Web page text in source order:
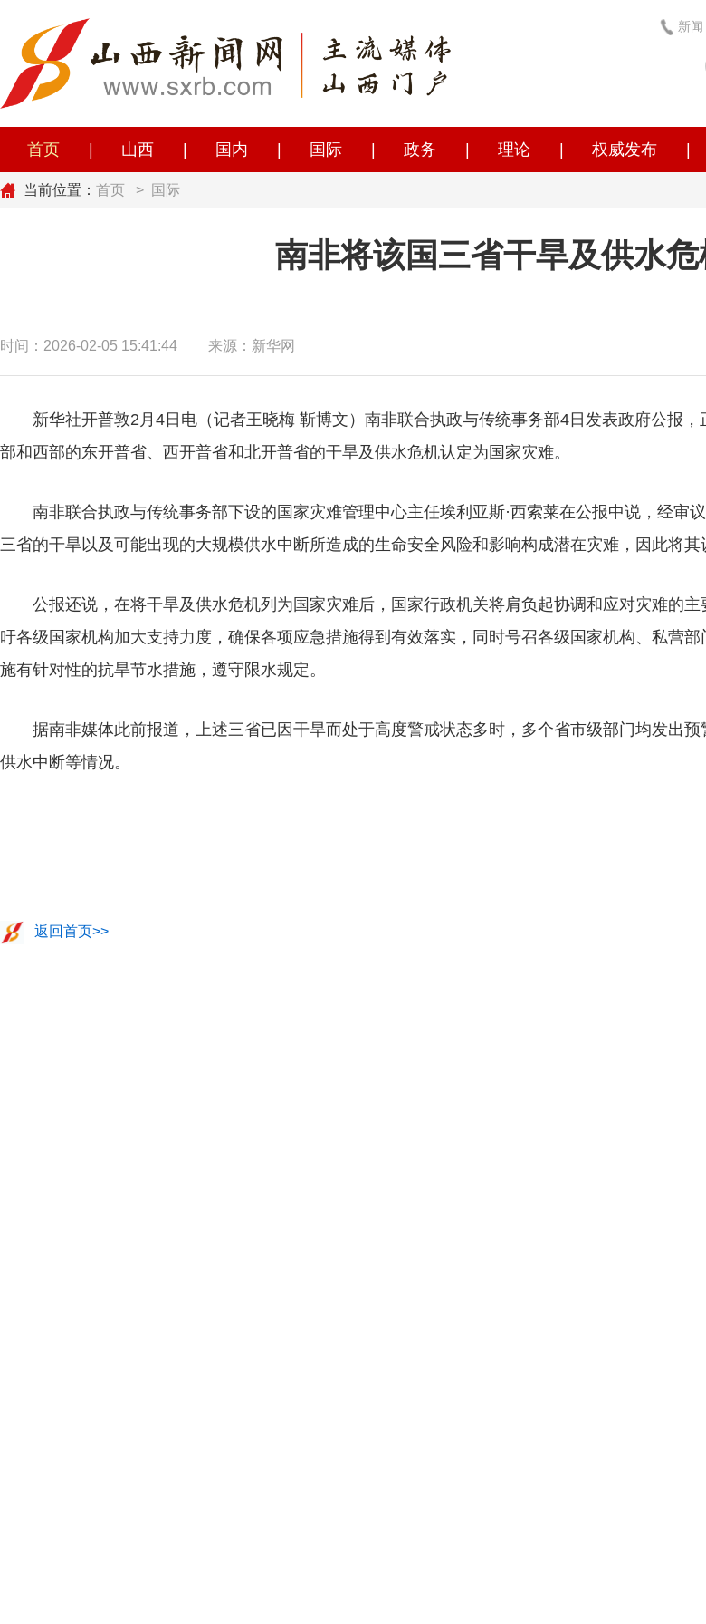
新
首页 山西 国内 国际 政务 理论 权威发布
当前位置： 首页 > 国际
南非将该国三省干旱及供水
时间：2026-02-05 15:41:44 来源：新华网
新华社开普敦2月4日电（记者王晓梅 靳博文）南非联合执政与传统事务部4日发表政府公报，
部和西部的东开普省、西开普省和北开普省的干旱及供水危机认定为国家灾难。
南非联合执政与传统事务部下设的国家灾难管理中心主任埃利亚斯·西索莱在公报中说，经审
三省的干旱以及可能出现的大规模供水中断所造成的生命安全风险和影响构成潜在灾难，因此将其
公报还说，在将干旱及供水危机列为国家灾难后，国家行政机关将肩负起协调和应对灾难的
吁各级国家机构加大支持力度，确保各项应急措施得到有效落实，同时号召各级国家机构、私营部
施有针对性的抗旱节水措施，遵守限水规定。
据南非媒体此前报道，上述三省已因干旱而处于高度警戒状态多时，多个省市级部门均发出预
供水中断等情况。
返回首页>>